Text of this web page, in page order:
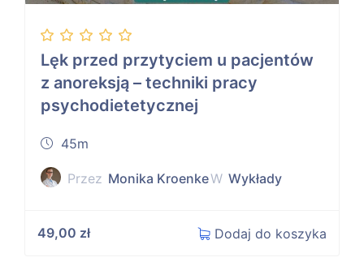
Lęk przed przytyciem u pacjentów
z anoreksją – techniki pracy
psychodietetycznej
45m
Przez Monika KroenkeW Wykłady
49,00 zł Dodaj do koszyka